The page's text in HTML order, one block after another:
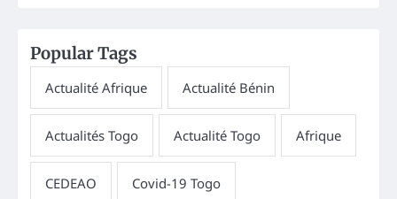
Popular Tags